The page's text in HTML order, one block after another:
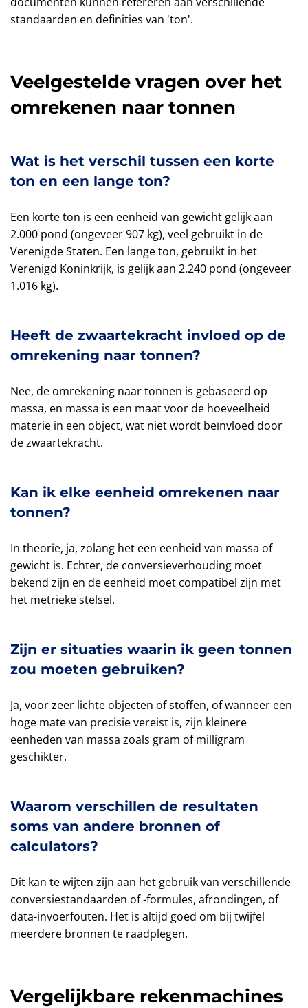
standaarden en definities van 'ton'.
Veelgestelde vragen over het
omrekenen naar tonnen
Wat is het verschil tussen een korte
ton en een lange ton?
Een korte ton is een eenheid van gewicht gelijk aan
2.000 pond (ongeveer 907 kg), veel gebruikt in de
Verenigde Staten. Een lange ton, gebruikt in het
Verenigd Koninkrijk, is gelijk aan 2.240 pond (ongeveer
1.016 kg).
Heeft de zwaartekracht invloed op de
omrekening naar tonnen?
Nee, de omrekening naar tonnen is gebaseerd op
massa, en massa is een maat voor de hoeveelheid
materie in een object, wat niet wordt beïnvloed door
de zwaartekracht.
Kan ik elke eenheid omrekenen naar
tonnen?
In theorie, ja, zolang het een eenheid van massa of
gewicht is. Echter, de conversieverhouding moet
bekend zijn en de eenheid moet compatibel zijn met
het metrieke stelsel.
Zijn er situaties waarin ik geen tonnen
zou moeten gebruiken?
Ja, voor zeer lichte objecten of stoffen, of wanneer een
hoge mate van precisie vereist is, zijn kleinere
eenheden van massa zoals gram of milligram
geschikter.
Waarom verschillen de resultaten
soms van andere bronnen of
calculators?
Dit kan te wijten zijn aan het gebruik van verschillende
conversiestandaarden of -formules, afrondingen, of
data-invoerfouten. Het is altijd goed om bij twijfel
meerdere bronnen te raadplegen.
Vergelijkbare rekenmachines